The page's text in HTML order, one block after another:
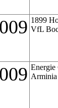
1899
VfL
Energie